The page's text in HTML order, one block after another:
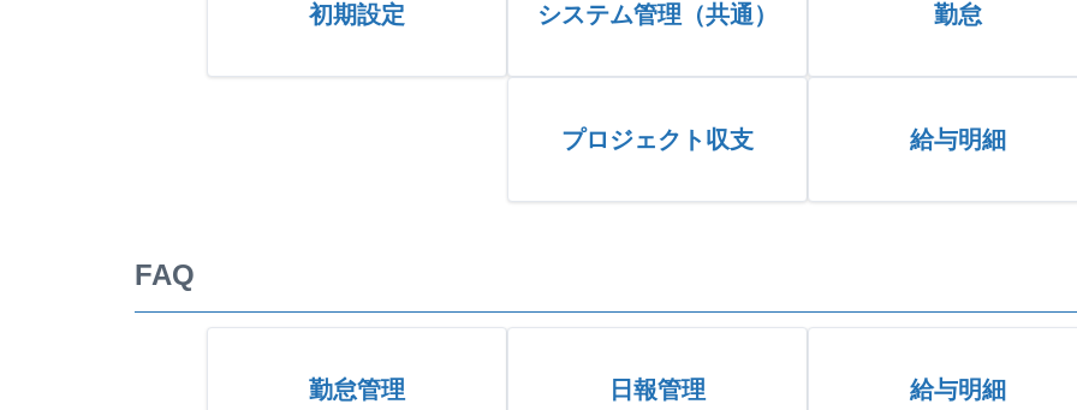
初期設定 システム管理（共通） 勤怠
プロジェクト収支 給与明細
FAQ
勤怠管理 日報管理 給与明細